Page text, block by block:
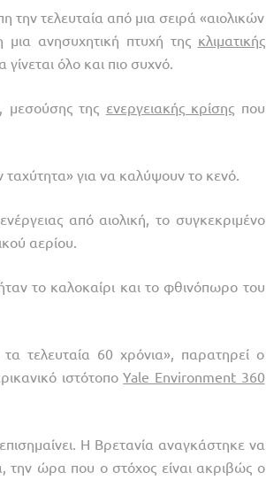
την τελευταία από μια σειρά «αιολικών
μια ανησυχητική πτυχή της κλιματικής
όλο και πιο συχνό.
μεσούσης της ενεργειακής κρίσης που
για να καλύψουν το κενό.
από αιολική, το συγκεκριμένο
αερίου.
το καλοκαίρι και το φθινόπωρο του
τελευταία 60 χρόνια», παρατηρεί ο
ιστότοποYale Environment 360
Η Βρετανία αναγκάστηκε να
ώρα που ο στόχος είναι ακριβώς ο